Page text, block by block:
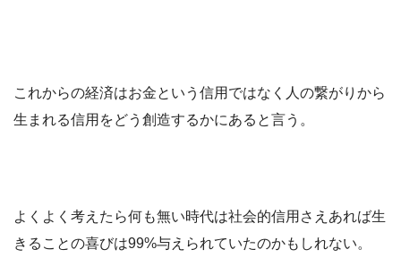
これからの経済はお金という信用ではなく人の繋がりから
生まれる信用をどう創造するかにあると言う。
よくよく考えたら何も無い時代は社会的信用さえあれば生
きることの喜びは99%与えられていたのかもしれない。